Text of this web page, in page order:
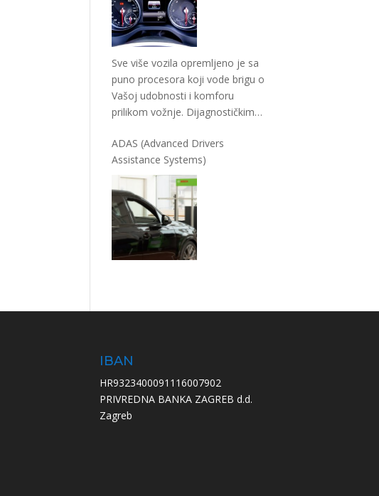
Sve više vozila opremljeno je sa
puno procesora koji vode brigu o
Vašoj udobnosti i komforu
prilikom vožnje. Dijagnostičkim
ADAS (Advanced Drivers
Assistance Systems)
IBAN
HR9323400091116007902
PRIVREDNA BANKA ZAGREB d.d.
Zagreb